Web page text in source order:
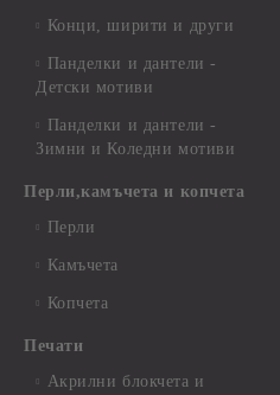
Конци, ширити и други
Панделки и дантели -
Детски мотиви
Панделки и дантели -
Зимни и Коледни мотиви
Перли,камъчета и копчета
Перли
Камъчета
Копчета
Печати
Акрилни блокчета и